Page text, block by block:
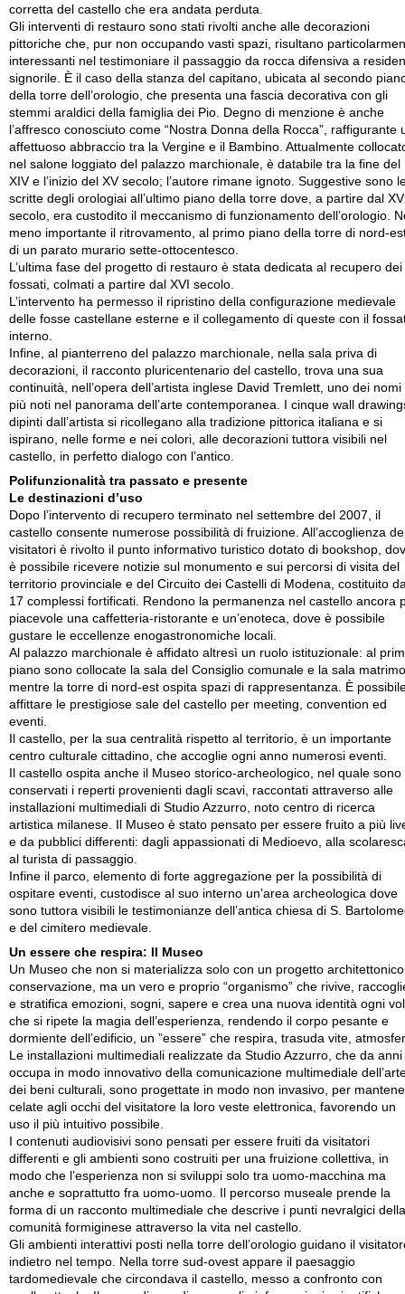
corretta del castello che era andata perduta.
Gli interventi di restauro sono stati rivolti anche alle decorazioni
pittoriche che, pur non occupando vasti spazi, risultano
interessanti nel testimoniare il passaggio da rocca difensiva a
signorile. È il caso della stanza del capitano, ubicata al secondo
della torre dell’orologio, che presenta una fascia decorativa con gli
stemmi araldici della famiglia dei Pio. Degno di menzione è anche
l’affresco conosciuto come “Nostra Donna della Rocca”, raffigurante
affettuoso abbraccio tra la Vergine e il Bambino. Attualmente
nel salone loggiato del palazzo marchionale, è databile tra la fine del
XIV e l’inizio del XV secolo; l’autore rimane ignoto. Suggestive sono
scritte degli orologiai all’ultimo piano della torre dove, a partire dal
secolo, era custodito il meccanismo di funzionamento dell’orologio.
meno importante il ritrovamento, al primo piano della torre di nord-
di un parato murario sette-ottocentesco.
L’ultima fase del progetto di restauro è stata dedicata al recupero dei
fossati, colmati a partire dal XVI secolo.
L’intervento ha permesso il ripristino della configurazione medievale
delle fosse castellane esterne e il collegamento di queste con il
interno.
Infine, al pianterreno del palazzo marchionale, nella sala priva di
decorazioni, il racconto pluricentenario del castello, trova una sua
continuità, nell’opera dell’artista inglese David Tremlett, uno dei nomi
più noti nel panorama dell’arte contemporanea. I cinque wall
dipinti dall’artista si ricollegano alla tradizione pittorica italiana e si
ispirano, nelle forme e nei colori, alle decorazioni tuttora visibili nel
castello, in perfetto dialogo con l’antico.
Polifunzionalità tra passato e presente
Le destinazioni d’uso
Dopo l’intervento di recupero terminato nel settembre del 2007, il
castello consente numerose possibilità di fruizione. All’accoglienza
visitatori è rivolto il punto informativo turistico dotato di bookshop,
è possibile ricevere notizie sul monumento e sui percorsi di visita del
territorio provinciale e del Circuito dei Castelli di Modena, costituito
17 complessi fortificati. Rendono la permanenza nel castello ancora
piacevole una caffetteria-ristorante e un’enoteca, dove è possibile
gustare le eccellenze enogastronomiche locali.
Al palazzo marchionale è affidato altresì un ruolo istituzionale: al
piano sono collocate la sala del Consiglio comunale e la sala
mentre la torre di nord-est ospita spazi di rappresentanza. È
affittare le prestigiose sale del castello per meeting, convention ed
eventi.
Il castello, per la sua centralità rispetto al territorio, è un importante
centro culturale cittadino, che accoglie ogni anno numerosi eventi.
Il castello ospita anche il Museo storico-archeologico, nel quale sono
conservati i reperti provenienti dagli scavi, raccontati attraverso alle
installazioni multimediali di Studio Azzurro, noto centro di ricerca
artistica milanese. Il Museo è stato pensato per essere fruito a più
e da pubblici differenti: dagli appassionati di Medioevo, alla
al turista di passaggio.
Infine il parco, elemento di forte aggregazione per la possibilità di
ospitare eventi, custodisce al suo interno un’area archeologica dove
sono tuttora visibili le testimonianze dell’antica chiesa di S.
e del cimitero medievale.
Un essere che respira: Il Museo
Un Museo che non si materializza solo con un progetto
conservazione, ma un vero e proprio “organismo” che rivive,
e stratifica emozioni, sogni, sapere e crea una nuova identità ogni
che si ripete la magia dell’esperienza, rendendo il corpo pesante e
dormiente dell’edificio, un ”essere” che respira, trasuda vite,
Le installazioni multimediali realizzate da Studio Azzurro, che da anni
occupa in modo innovativo della comunicazione multimediale
dei beni culturali, sono progettate in modo non invasivo, per
celate agli occhi del visitatore la loro veste elettronica, favorendo un
uso il più intuitivo possibile.
I contenuti audiovisivi sono pensati per essere fruiti da visitatori
differenti e gli ambienti sono costruiti per una fruizione collettiva, in
modo che l’esperienza non si sviluppi solo tra uomo-macchina ma
anche e soprattutto fra uomo-uomo. Il percorso museale prende la
forma di un racconto multimediale che descrive i punti nevralgici della
comunità formiginese attraverso la vita nel castello.
Gli ambienti interattivi posti nella torre dell’orologio guidano il
indietro nel tempo. Nella torre sud-ovest appare il paesaggio
tardomedievale che circondava il castello, messo a confronto con